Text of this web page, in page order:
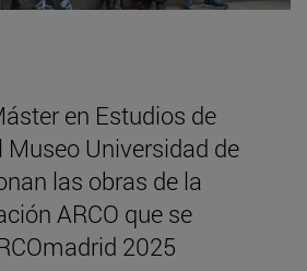
en Estudios de
Universidad de
las obras de la
ARCO que se
2025